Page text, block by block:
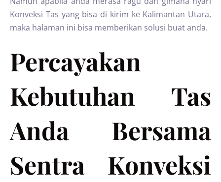
Konveksi Tas yang bisa di kirim ke Kalimantan Utara,
maka halaman ini bisa memberikan solusi buat anda.
Percayakan
Kebutuhan Tas
Anda Bersama
Sentra Konveksi